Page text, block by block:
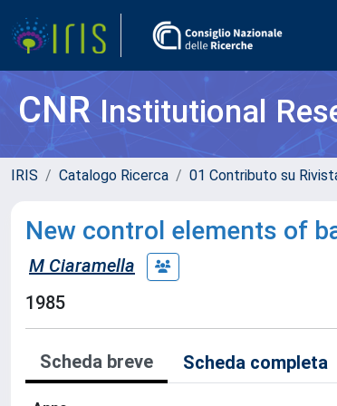
CNRInstitutional
IRIS Catalogo Ricerca 01 Contributo su
New control elements of
M Ciaramella
1985
Scheda breve Scheda completa